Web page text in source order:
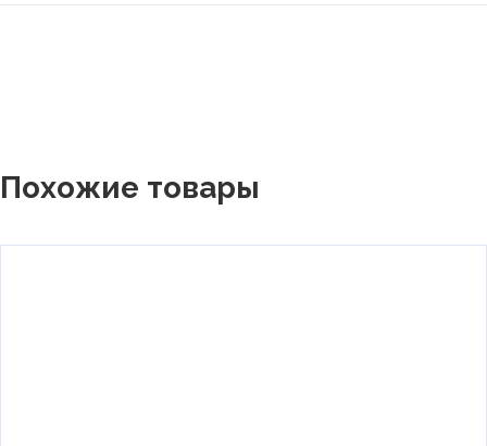
Похожие товары